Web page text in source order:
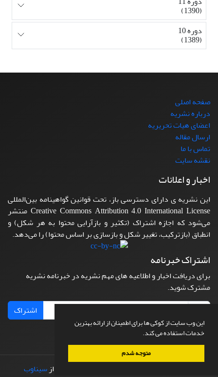
این وب سایت از کوکی ها برای اطمینان از ارائه بهترین
خدمات استفاده می کند.
متوجه شدم
(1390)
دوره 10
(1389)
صفحه اصلی
درباره نشریه
اعضای هیات تحریریه
ارسال مقاله
تماس با ما
نقشه سایت
اخبار و اعلانات
این نشریه ی دارای دسترسی باز، تحت قوانین گواهینامه بین‌المللی
Creative Commons Attribution 4.0 International License منتشر
می‌شود که اجازه اشتراک (تکثیر و بازآرایی محتوا به هر شکل) و
انطباق (بازترکیب، تغییر شکل و بازسازی بر اساس محتوا) را می‌دهد.
اشتراک خبرنامه
برای دریافت اخبار و اطلاعیه های مهم نشریه در خبرنامه نشریه
مشترک شوید.
اشتراک
طراحی و پیاده سازی از سیناوب